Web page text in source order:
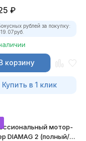
₽
рублей за покупку:
руб.
корзину
Купить в 1 клик
мотор-
DIAMAG 2 (полный/